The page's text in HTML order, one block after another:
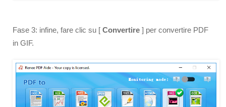
Fase 3: infine, fare clic su [ Convertire ] per convertire PDF
in GIF.